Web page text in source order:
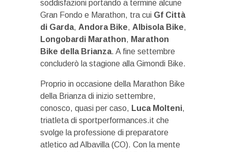
soddisfazioni portando a termine alcune
Gran Fondo e Marathon, tra cui Gf Città
di Garda, Andora Bike, Albisola Bike,
Longobardi Marathon, Marathon
Bike della Brianza. A fine settembre
concluderò la stagione alla Gimondi Bike.
Proprio in occasione della Marathon Bike
della Brianza di inizio settembre,
conosco, quasi per caso, Luca Molteni,
triatleta di sportperformances.it che
svolge la professione di preparatore
atletico ad Albavilla (CO). Con la mente